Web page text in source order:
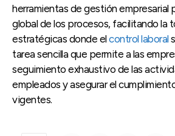
herramientas de gestión empresarial
global de los procesos, facilitando la
estratégicas donde elcontrol laboral
tarea sencilla que permite a las
seguimiento exhaustivo de las
empleados y asegurar el
vigentes.